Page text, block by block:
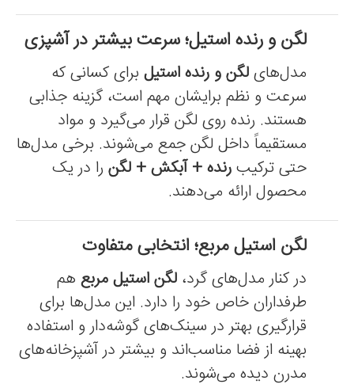
لگن و رنده استیل؛ سرعت بیشتر در آشپزی
مدل‌هایلگن و رنده استیل برای کسانی که
سرعت و نظم برایشان مهم است، گزینه جذابی
هستند. رنده روی لگن قرار می‌گیرد و مواد
مستقیماً داخل لگن جمع می‌شوند. برخی مدل‌ها
حتی ترکیبرنده + آبکش + لگن را در یک
محصول ارائه می‌دهند.
لگن استیل مربع؛ انتخابی متفاوت
در کنار مدل‌های گرد، لگن استیل مربع هم
طرفداران خاص خود را دارد. این مدل‌ها برای
قرارگیری بهتر در سینک‌های گوشه‌دار و استفاده
بهینه از فضا مناسب‌اند و بیشتر در آشپزخانه‌های
مدرن دیده می‌شوند.